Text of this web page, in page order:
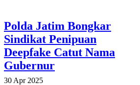
Polda Jatim Bongkar
Sindikat Penipuan
Deepfake Catut Nama
Gubernur
30 Apr 2025